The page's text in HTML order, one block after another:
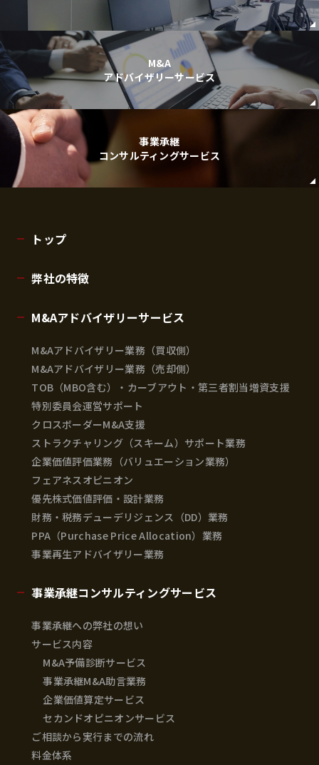
M&A
アドバイザリーサービス
事業承継
コンサルティングサービス
トップ
弊社の特徴
M&Aアドバイザリーサービス
M&Aアドバイザリー業務（買収側）
M&Aアドバイザリー業務（売却側）
TOB（MBO含む）・カーブアウト・第三者割当増資支援
特別委員会運営サポート
クロスボーダーM&A支援
ストラクチャリング（スキーム）サポート業務
企業価値評価業務（バリュエーション業務）
フェアネスオピニオン
優先株式価値評価・設計業務
財務・税務デューデリジェンス（DD）業務
PPA（Purchase Price Allocation）業務
事業再生アドバイザリー業務
事業承継コンサルティングサービス
事業承継への弊社の想い
サービス内容
M&A予備診断サービス
事業承継M&A助言業務
企業価値算定サービス
セカンドオピニオンサービス
ご相談から実行までの流れ
料金体系